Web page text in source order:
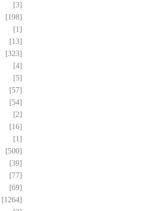
[3]
[198]
[1]
[13]
[323]
[4]
[5]
[57]
[54]
[2]
[16]
[1]
[500]
[39]
[77]
[69]
[1264]